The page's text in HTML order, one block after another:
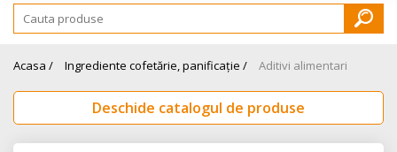
Acasa / Ingrediente cofetărie, panificație / Aditivi alimentari
Deschide catalogul de produse